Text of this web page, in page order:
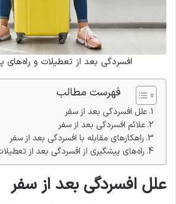
افسردگی بعد از تعطیلات و راه‌های
فهرست مطالب
علل افسردگی بعد از سفر
علائم افسردگی بعد از سفر
راهکارهای مقابله با افسردگی بعد از سفر
راه‌های پیشگیری از افسردگی بعد از
علل افسردگی بعد از سفر